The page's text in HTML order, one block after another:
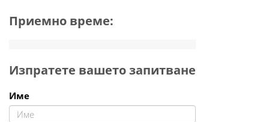
Приемно време:
Изпратете вашето запитване
Име